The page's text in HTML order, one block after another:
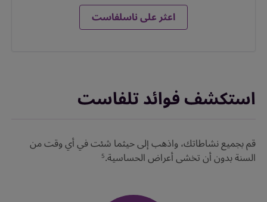
اعثر على ناسلفاست
استكشف فوائد تلفاست
قم بجميع نشاطاتك، واذهب إلى حيثما شئت في أي وقت من
السنة بدون أن تخشى أعراض الحساسية.5